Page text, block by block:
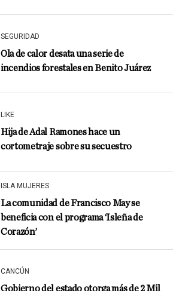
SEGURIDAD
Ola de calor desata una serie de
incendios forestales en Benito Juárez
LIKE
Hija de Adal Ramones hace un
cortometraje sobre su secuestro
ISLA MUJERES
La comunidad de Francisco May se
beneficia con el programa ‘Isleña de
Corazón’
CANCÚN
Gobierno del estado otorga más de 2 Mil